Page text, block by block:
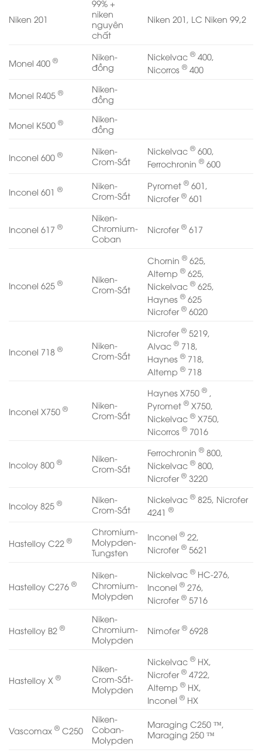
Niken 201
99% +
niken
nguyên
chất
Niken 201, LC Niken 99,2
Monel 400 ®
Niken-
đồng
Nickelvac® 400,
Nicorros® 400
Monel R405 ®
Niken-
đồng
Monel K500 ®
Niken-
đồng
Inconel 600 ®
Niken-
Crom-Sắt
Nickelvac® 600,
Ferrochronin® 600
Inconel 601 ®
Niken-
Crom-Sắt
Pyromet® 601,
Nicrofer® 601
Inconel 617 ®
Niken-
Chromium-
Coban
Nicrofer® 617
Inconel 625 ®
Niken-
Crom-Sắt
Chornin® 625,
Altemp® 625,
Nickelvac® 625,
Haynes® 625
Nicrofer® 6020
Inconel 718 ®
Niken-
Crom-Sắt
Nicrofer® 5219,
Alvac® 718,
Haynes® 718,
Altemp® 718
Inconel X750 ®
Niken-
Crom-Sắt
Haynes X750® ,
Pyromet® X750,
Nickelvac® X750,
Nicorros® 7016
Incoloy 800 ®
Niken-
Crom-Sắt
Ferrochronin® 800,
Nickelvac® 800,
Nicrofer® 3220
Incoloy 825 ®
Niken-
Crom-Sắt
Nickelvac® 825, Nicrofer
4241®
Hastelloy C22 ®
Chromium-
Molypden-
Tungsten
Inconel® 22,
Nicrofer® 5621
Hastelloy C276 ®
Niken-
Chromium-
Molypden
Nickelvac® HC-276,
Inconel® 276,
Nicrofer® 5716
Hastelloy B2 ®
Niken-
Chromium-
Molypden
Nimofer® 6928
Hastelloy X ®
Niken-
Crom-Sắt-
Molypden
Nickelvac® HX,
Nicrofer® 4722,
Altemp® HX,
Inconel® HX
Vascomax ® C250
Niken-
Coban-
Molypden
Maraging C250 ™,
Maraging 250 ™